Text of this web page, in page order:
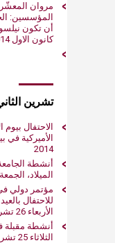
مروان المعشّر
المؤسسين:
كانون الاول 2014
تشرين الثاني
الاحتفال
2014
أنشطة
الميلاد، الجمعة 28 تشرين الثاني 2014
مؤتمر دولي
للاحتفال
الأربعاء 26 تشرين الثاني 2014
أنشطة مقبلة
الثلاثاء 25 تشرين الثاني 2014